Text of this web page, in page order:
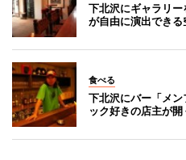
下北沢にギャラリ
が自由に演出できる
食べる
下北沢にバー「メ
ック好きの店主が開